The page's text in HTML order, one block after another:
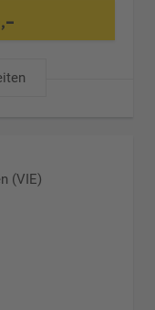
(VIE)